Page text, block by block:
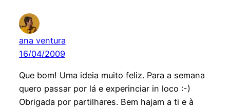
ana ventura
16/04/2009
Que bom! Uma ideia muito feliz. Para a semana
quero passar por lá e experinciar in loco :-)
Obrigada por partilhares. Bem hajam a ti e à